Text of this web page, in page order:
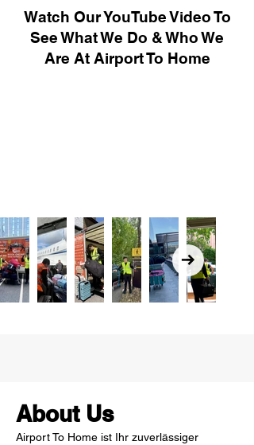
Watch Our YouTube Video To
See What We Do & Who We
Are At Airport To Home
About Us
Airport To Home ist Ihr zuverlässiger